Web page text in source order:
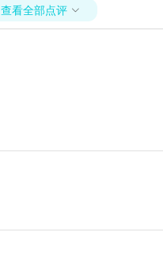
查看全部点评 